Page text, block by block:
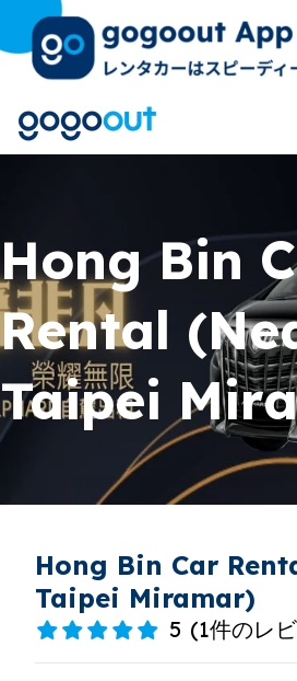
Hong Bin
Rental
Taipei
Hong Bin Car
Taipei Miramar)
5 (1件のレ